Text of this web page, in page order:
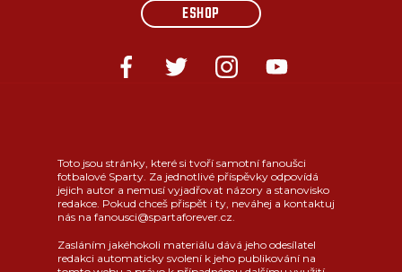
ESHOP
Toto jsou stránky, které si tvoří samotní fanoušci
fotbalové Sparty. Za jednotlivé příspěvky odpovídá
jejich autor a nemusí vyjadřovat názory a stanovisko
redakce. Pokud chceš přispět i ty, neváhej a kontaktuj
nás na fanousci@spartaforever.cz.
Zasláním jakéhokoli materiálu dává jeho odesílatel
redakci automaticky svolení k jeho publikování na